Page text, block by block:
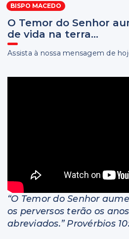
Biografia
Multimídia
Palavra Amiga
BISPO MACEDO
O Temor do Senhor
de vida na terra...
Assista à nossa mensagem de
“O Temor do Senhor
os perversos terão os
abreviados.” Provérbios